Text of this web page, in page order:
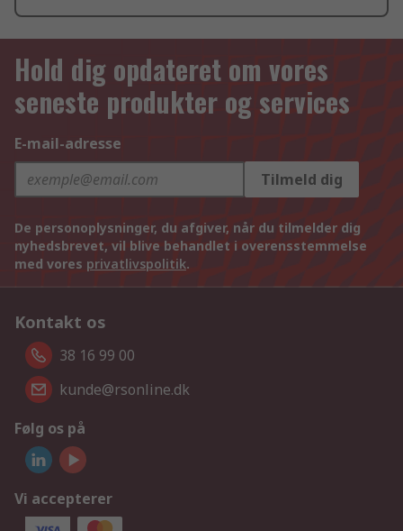
Hold dig opdateret om vores
seneste produkter og services
E-mail-adresse
Tilmeld dig
De personoplysninger, du afgiver, når du tilmelder dig
nyhedsbrevet, vil blive behandlet i overensstemmelse
med vores privatlivspolitik.
Kontakt os
38 16 99 00
kunde@rsonline.dk
Følg os på
Vi accepterer